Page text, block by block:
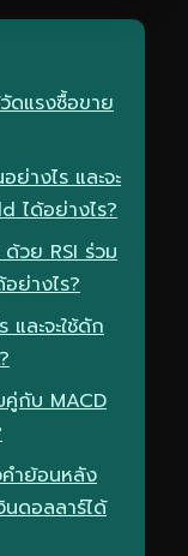
วัดแรงซื้อขาย
างไร และจะ
ได้อย่างไร?
ด้วย RSI ร่วม
ย่างไร?
และจะใช้ดัก
คู่กับ MACD
คำย้อนหลัง
ดอลลาร์ได้